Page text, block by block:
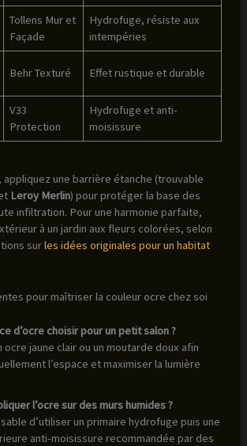
Tollens Mur et
Façade
Hydrofuge, résiste aux
intempéries
Behr Texturé Effet rustique et durable
V33
Protection
Hydrofuge et anti-
moisissure
appliquez une barrière étanche (trouvable
Leroy Merlin) pour protéger la base des
infiltration. Pour une harmonie parfaite,
à un jardin aux fleurs colorées, selon
surles idées originales pour un habitat
pour maîtriser la couleur ocre chez soi
d’ocre choisir pour un petit salon ?
ocre jaune clair ou un moutarde doux afin
l’espace et maximiser la lumière
l’ocre sur des murs humides ?
d’utiliser un primaire hydrofuge puis une
anti-moisissure recommandée par des